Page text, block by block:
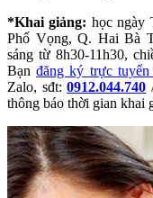
*Khai giảng: học ngày
Phố Vọng, Q. Hai Bà
sáng từ 8h30-11h30,
Bạnđăng ký trực tuyến
Zalo, sđt: 0912.044.740
thông báo thời gian khai